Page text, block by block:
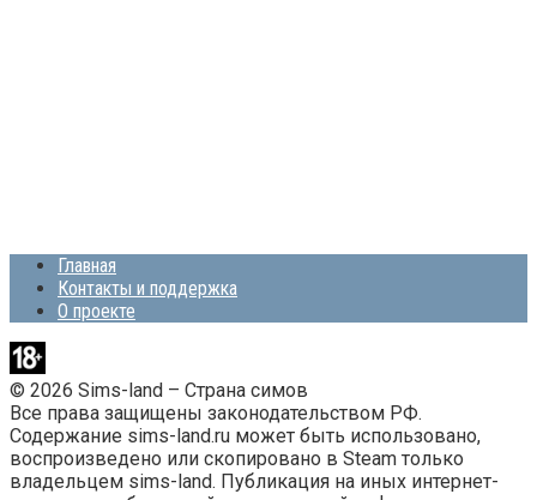
Главная
Контакты и поддержка
О проекте
© 2026 Sims-land – Страна симов
Все права защищены законодательством РФ.
Содержание sims-land.ru может быть использовано,
воспроизведено или скопировано в Steam только
владельцем sims-land. Публикация на иных интернет-